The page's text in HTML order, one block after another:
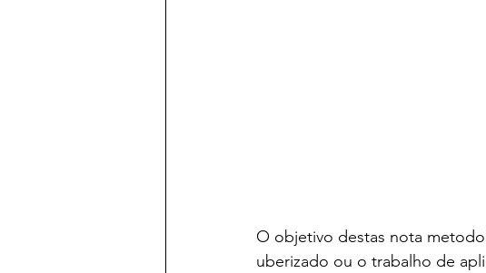
O objetivo destas nota
uberizado ou o trabalho de